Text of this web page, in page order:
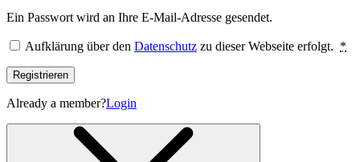
Ein Passwort wird an Ihre E-Mail-Adresse gesendet.
Aufklärung über den Datenschutz zu dieser Webseite erfolgt. *
Registrieren
Already a member?Login